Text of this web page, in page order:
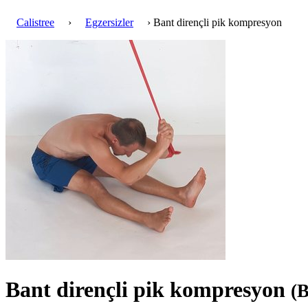
Calistree › Egzersizler › Bant dirençli pik kompresyon
Bant dirençli pik kompresyon